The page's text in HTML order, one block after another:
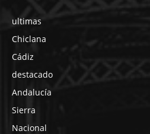
ultimas
Chiclana
Cádiz
destacado
Andalucía
Sierra
Nacional